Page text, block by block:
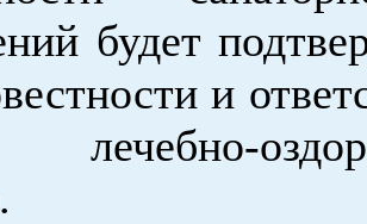
будет
и